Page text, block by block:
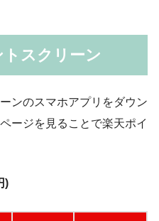
スクリーン
ンのスマホアプリをダウン
ージを見ることで楽天ポイ
)